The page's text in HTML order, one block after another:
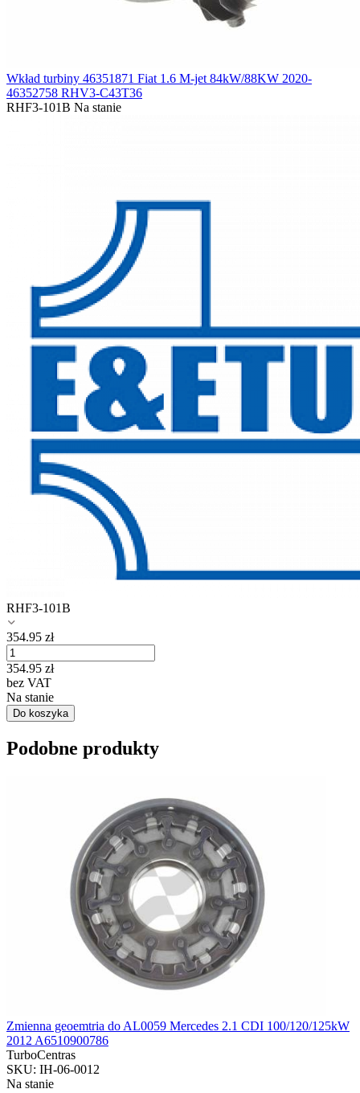
Wkład turbiny 46351871 Fiat 1.6 M-jet 84kW/88KW 2020-
46352758 RHV3-C43T36
RHF3-101B Na stanie
RHF3-101B
354.95 zł
354.95 zł
bez VAT
Na stanie
Do koszyka
Podobne produkty
Zmienna geoemtria do AL0059 Mercedes 2.1 CDI 100/120/125kW
2012 A6510900786
TurboCentras
SKU: IH-06-0012
Na stanie